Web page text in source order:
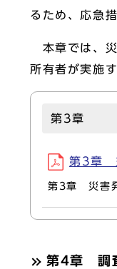
るため、応急
本章では、災
所有者が実施
第3章
第3章
第3章 災害
第4章 調